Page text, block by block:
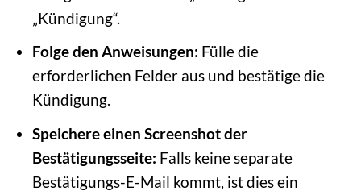
„Kündigung“.
Folge den Anweisungen: Fülle die
erforderlichen Felder aus und bestätige die
Kündigung.
Speichere einen Screenshot der
Bestätigungsseite: Falls keine separate
Bestätigungs-E-Mail kommt, ist dies ein